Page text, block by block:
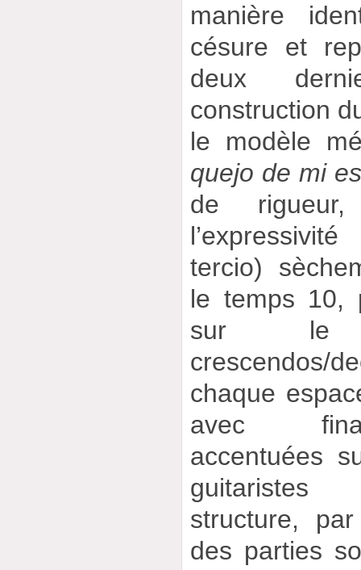
manière
césure et
deux
construction
le modèle
quejo de mi
de
tercio)
le temps 10,
sur le
chaque
avec
accentuées
guitaristes
structure,
des parties